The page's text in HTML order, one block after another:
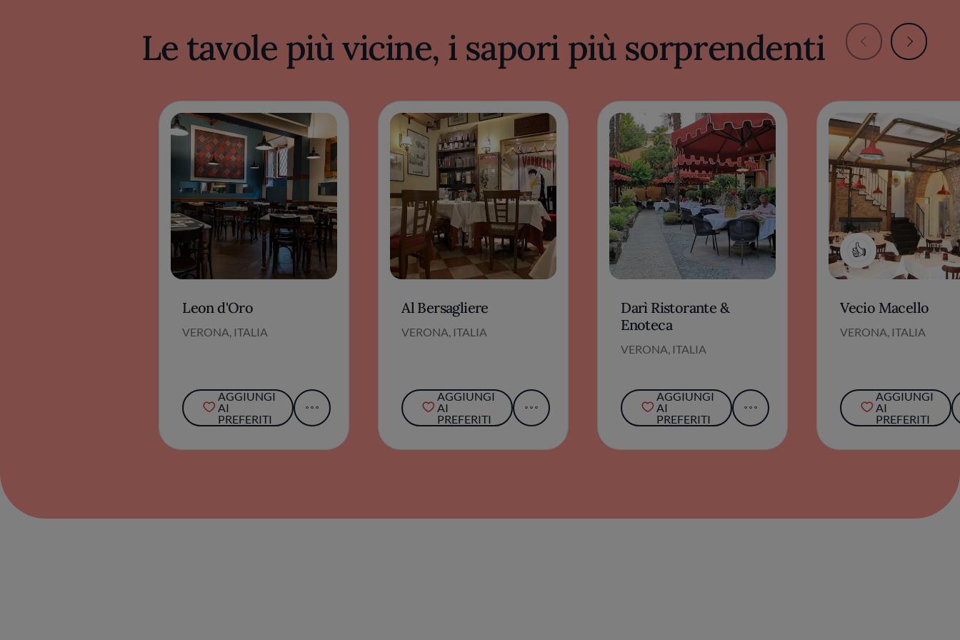
Le tavole più vicine, i sapori più sorprendenti
Leon d'Oro
VERONA, ITALIA
AGGIUNGI
AI
PREFERITI
Al Bersagliere
VERONA, ITALIA
AGGIUNGI
AI
PREFERITI
Darì Ristorante &
Enoteca
VERONA, ITALIA
AGGIUNGI
AI
PREFERITI
1
Vecio Macello
VERONA, ITALIA
AGGIUNGI
AI
PREFERITI